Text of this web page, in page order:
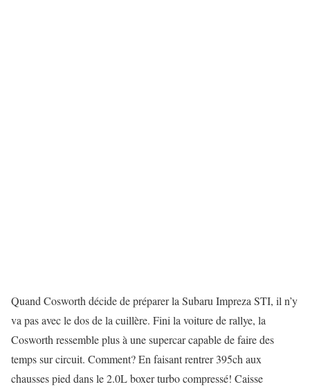
Quand Cosworth décide de préparer la Subaru Impreza STI, il n’y
va pas avec le dos de la cuillère. Fini la voiture de rallye, la
Cosworth ressemble plus à une supercar capable de faire des
temps sur circuit. Comment? En faisant rentrer 395ch aux
chausses pied dans le 2.0L boxer turbo compressé! Caisse